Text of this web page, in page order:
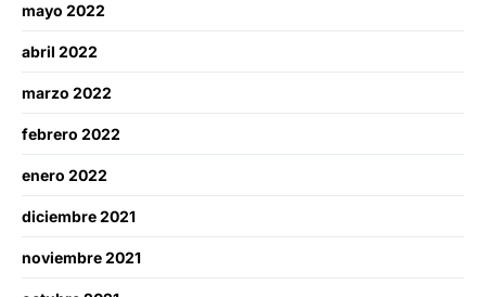
mayo 2022
abril 2022
marzo 2022
febrero 2022
enero 2022
diciembre 2021
noviembre 2021